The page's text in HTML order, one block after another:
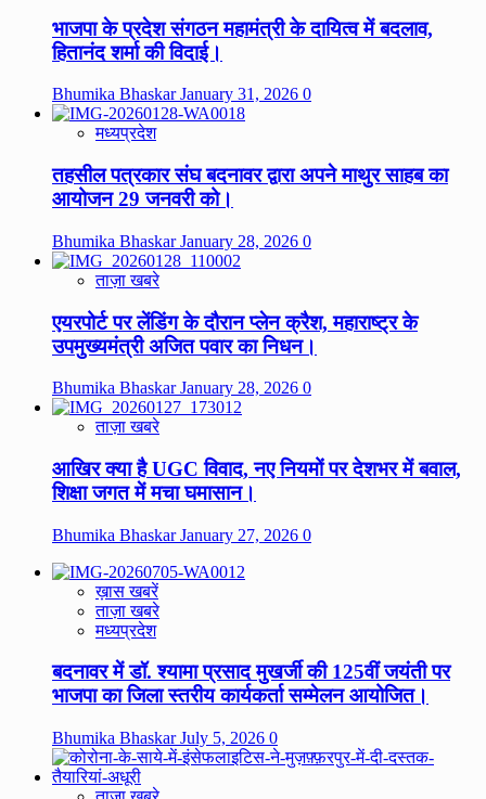
भाजपा के प्रदेश संगठन महामंत्री के दायित्व में बदलाव,
हितानंद शर्मा की विदाई।
Bhumika BhaskarJanuary 31, 2026 0
मध्यप्रदेश
तहसील पत्रकार संघ बदनावर द्वारा अपने माथुर साहब का
आयोजन 29 जनवरी को।
Bhumika BhaskarJanuary 28, 2026 0
ताज़ा खबरे
एयरपोर्ट पर लेंडिंग के दौरान प्लेन क्रैश, महाराष्ट्र के
उपमुख्यमंत्री अजित पवार का निधन।
Bhumika BhaskarJanuary 28, 2026 0
ताज़ा खबरे
आखिर क्या है UGC विवाद, नए नियमों पर देशभर में बवाल,
शिक्षा जगत में मचा घमासान।
Bhumika BhaskarJanuary 27, 2026 0
ख़ास खबरें
ताज़ा खबरे
मध्यप्रदेश
बदनावर में डॉ. श्यामा प्रसाद मुखर्जी की 125वीं जयंती पर
भाजपा का जिला स्तरीय कार्यकर्ता सम्मेलन आयोजित।
Bhumika BhaskarJuly 5, 2026 0